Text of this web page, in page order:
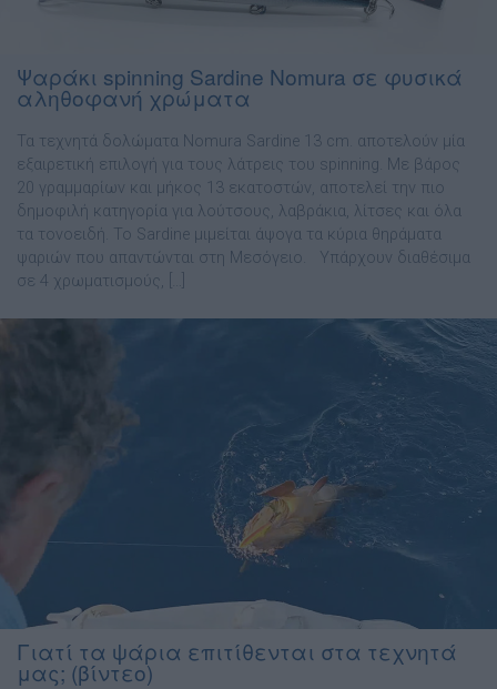
Ψαράκι spinning Sardine Nomura σε φυσικά
αληθοφανή χρώματα
Τα τεχνητά δολώματα Nomura Sardine 13 cm. αποτελούν μία
εξαιρετική επιλογή για τους λάτρεις του spinning. Με βάρος
20 γραμμαρίων και μήκος 13 εκατοστών, αποτελεί την πιο
δημοφιλή κατηγορία για λούτσους, λαβράκια, λίτσες και όλα
τα τονοειδή. Το Sardine μιμείται άψογα τα κύρια θηράματα
ψαριών που απαντώνται στη Μεσόγειο. Υπάρχουν διαθέσιμα
σε 4 χρωματισμούς, […]
Γιατί τα ψάρια επιτίθενται στα τεχνητά
μας; (βίντεο)